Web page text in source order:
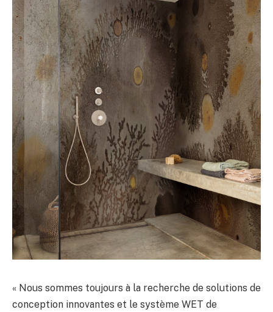
« Nous sommes toujours à la recherche de solutions de
conception innovantes et le système WET de